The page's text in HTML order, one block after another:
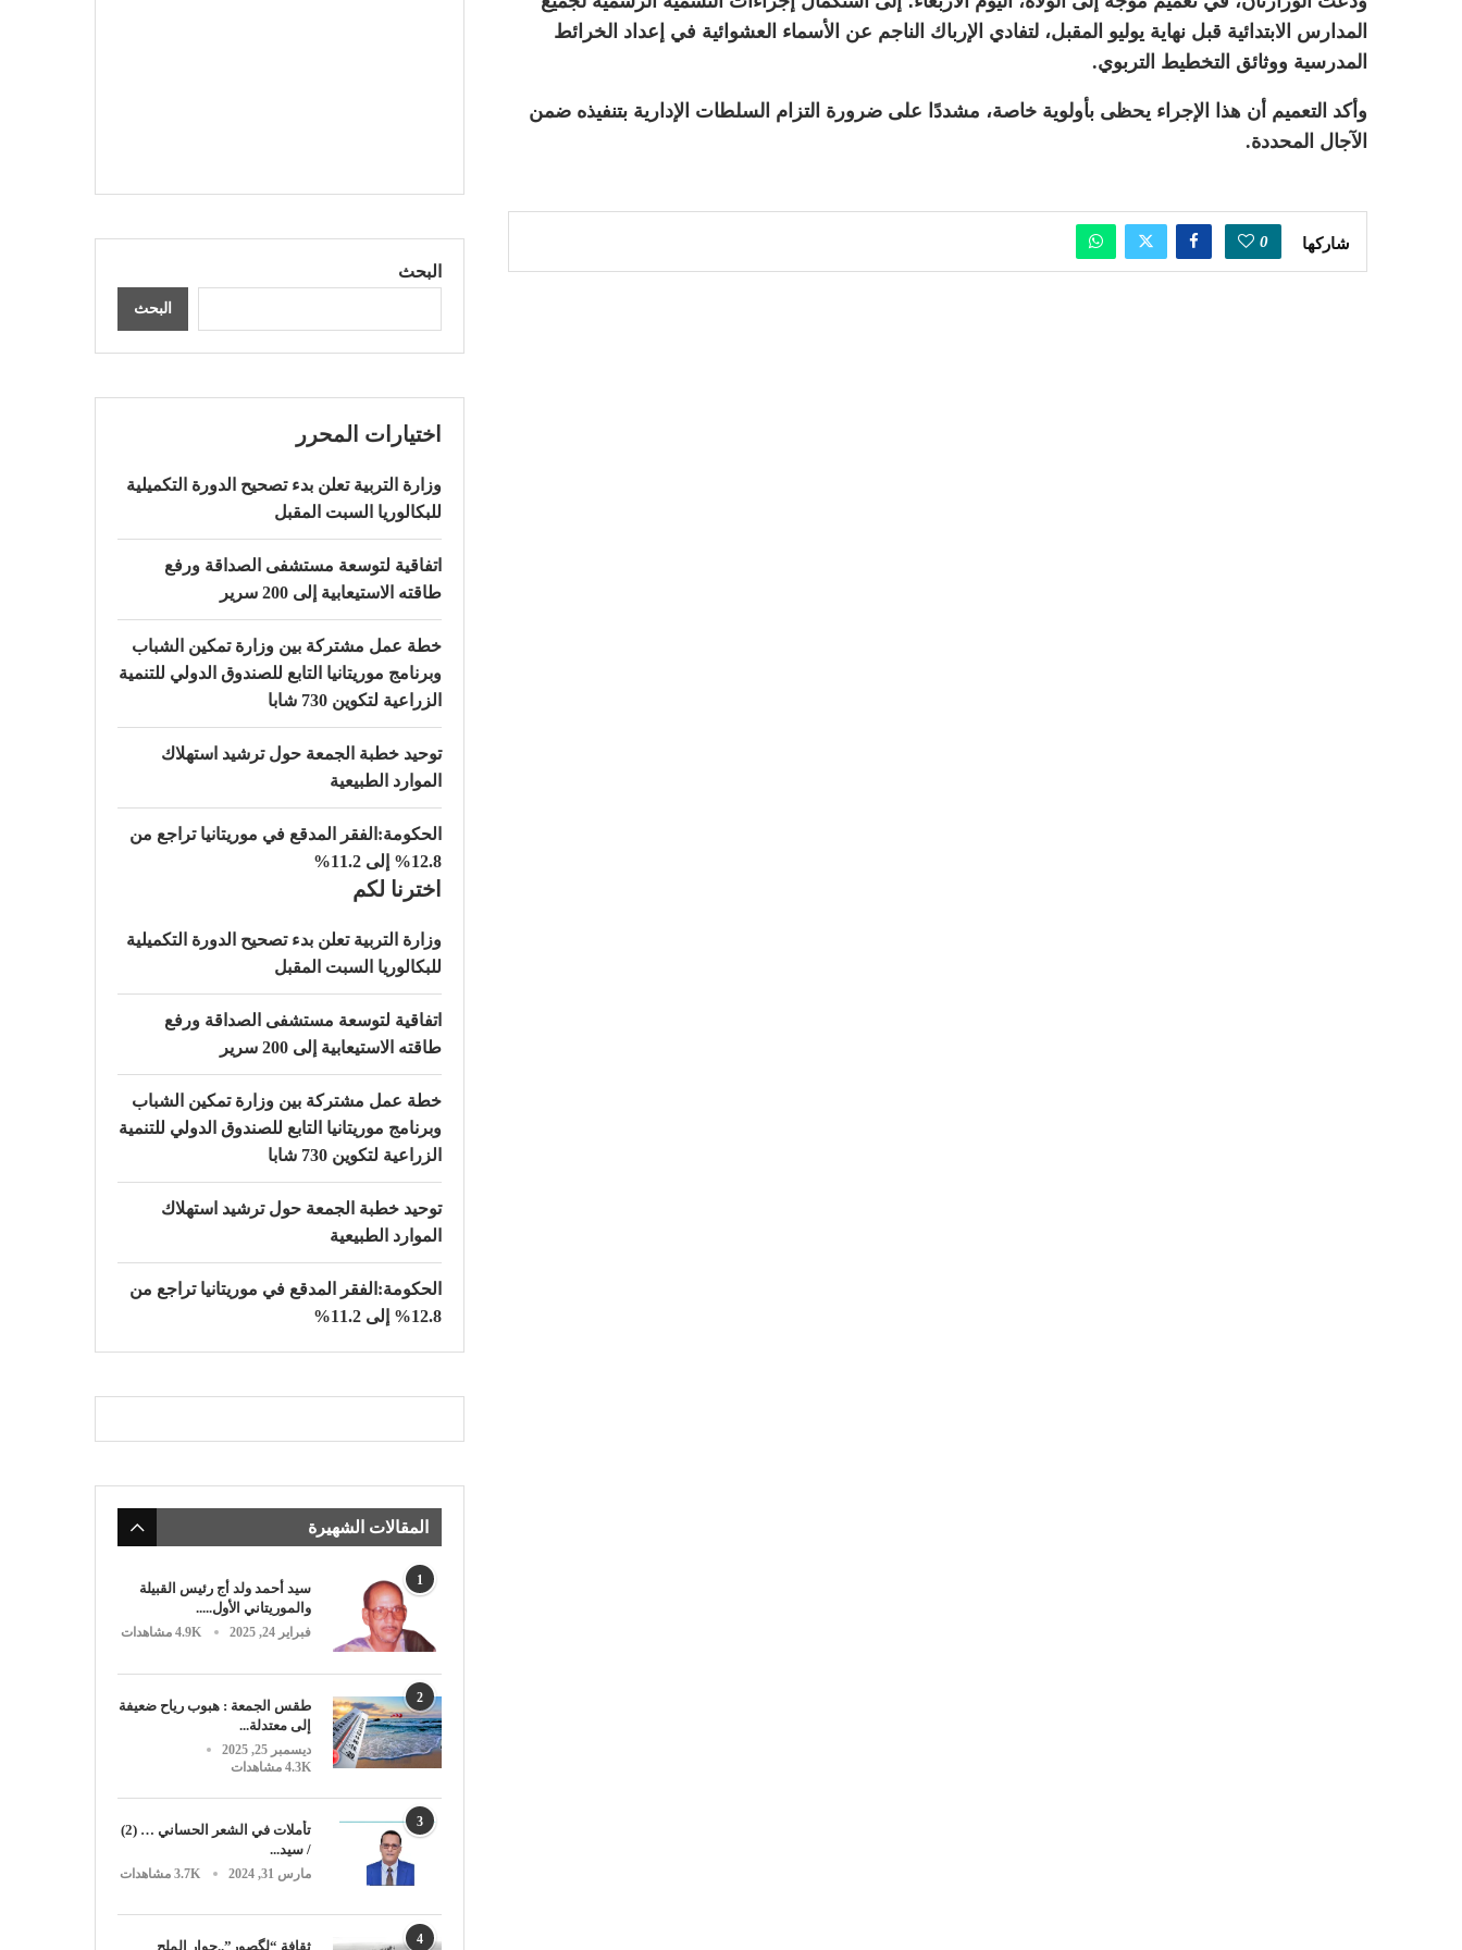
المدارس الابتدائية قبل نهاية يوليو المقبل، لتفادي الإرباك الناجم عن الأسماء العشوائية في إعداد الخرائط
المدرسية ووثائق التخطيط التربوي.
وأكد التعميم أن هذا الإجراء يحظى بأولوية خاصة، مشددًا على ضرورة التزام السلطات الإدارية بتنفيذه ضمن
الآجال المحددة.
شاركها 0
البحث
البحث
اختيارات المحرر
وزارة التربية تعلن بدء تصحيح الدورة التكميلية
للبكالوريا السبت المقبل
اتفاقية لتوسعة مستشفى الصداقة ورفع
طاقته الاستيعابية إلى 200 سرير
خطة عمل مشتركة بين وزارة تمكين الشباب
وبرنامج موريتانيا التابع للصندوق الدولي للتنمية
الزراعية لتكوين 730 شابا
توحيد خطبة الجمعة حول ترشيد استهلاك
الموارد الطبيعية
الحكومة:الفقر المدقع في موريتانيا تراجع من
12.8% إلى 11.2%
اخترنا لكم
وزارة التربية تعلن بدء تصحيح الدورة التكميلية
للبكالوريا السبت المقبل
اتفاقية لتوسعة مستشفى الصداقة ورفع
طاقته الاستيعابية إلى 200 سرير
خطة عمل مشتركة بين وزارة تمكين الشباب
وبرنامج موريتانيا التابع للصندوق الدولي للتنمية
الزراعية لتكوين 730 شابا
توحيد خطبة الجمعة حول ترشيد استهلاك
الموارد الطبيعية
الحكومة:الفقر المدقع في موريتانيا تراجع من
12.8% إلى 11.2%
المقالات الشهيرة
1
سيد أحمد ولد أج رئيس القبيلة
والموريتاني الأول.....
فبراير 24, 2025 4.9K مشاهدات
2
طقس الجمعة : هبوب رياح ضعيفة
إلى معتدلة...
ديسمبر 25, 2025
4.3K مشاهدات
3
تأملات في الشعر الحساني … (2)
/ سيد...
مارس 31, 2024 3.7K مشاهدات
4 ثقافة “لگصور”..حوار الملح